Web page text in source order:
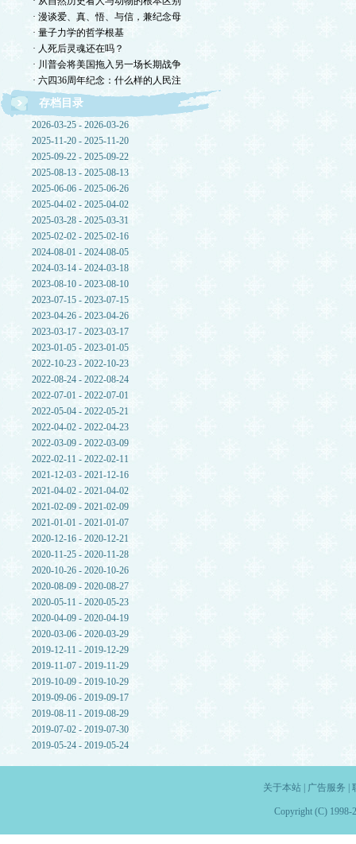
· 漫谈爱、真、悟、与信，兼纪念母
· 量子力学的哲学根基
· 人死后灵魂还在吗？
· 川普会将美国拖入另一场长期战争
· 六四36周年纪念：什么样的人民注
存档目录
2026-03-25 - 2026-03-26
2025-11-20 - 2025-11-20
2025-09-22 - 2025-09-22
2025-08-13 - 2025-08-13
2025-06-06 - 2025-06-26
2025-04-02 - 2025-04-02
2025-03-28 - 2025-03-31
2025-02-02 - 2025-02-16
2024-08-01 - 2024-08-05
2024-03-14 - 2024-03-18
2023-08-10 - 2023-08-10
2023-07-15 - 2023-07-15
2023-04-26 - 2023-04-26
2023-03-17 - 2023-03-17
2023-01-05 - 2023-01-05
2022-10-23 - 2022-10-23
2022-08-24 - 2022-08-24
2022-07-01 - 2022-07-01
2022-05-04 - 2022-05-21
2022-04-02 - 2022-04-23
2022-03-09 - 2022-03-09
2022-02-11 - 2022-02-11
2021-12-03 - 2021-12-16
2021-04-02 - 2021-04-02
2021-02-09 - 2021-02-09
2021-01-01 - 2021-01-07
2020-12-16 - 2020-12-21
2020-11-25 - 2020-11-28
2020-10-26 - 2020-10-26
2020-08-09 - 2020-08-27
2020-05-11 - 2020-05-23
2020-04-09 - 2020-04-19
2020-03-06 - 2020-03-29
2019-12-11 - 2019-12-29
2019-11-07 - 2019-11-29
2019-10-09 - 2019-10-29
2019-09-06 - 2019-09-17
2019-08-11 - 2019-08-29
2019-07-02 - 2019-07-30
2019-05-24 - 2019-05-24
关于本站| 广告服务
Copyright (C) 1998-